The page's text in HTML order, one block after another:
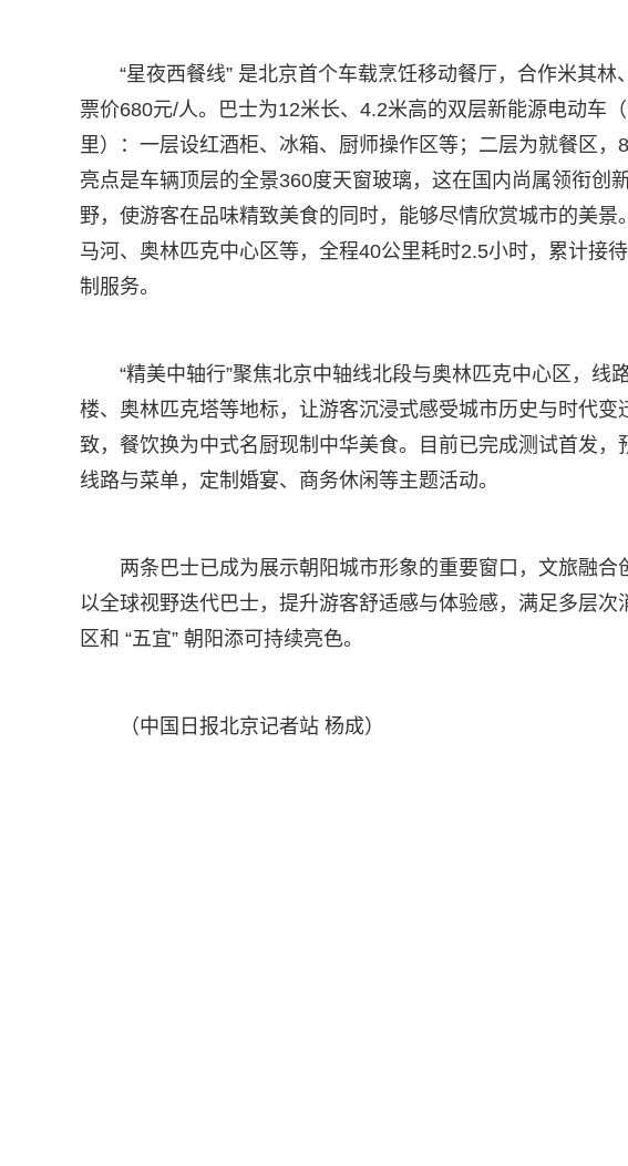
“星夜西餐线” 是北京首个车载烹饪移动餐厅，合作米其林
票价680元/人。巴士为12米长、4.2米高的双层新能源电动车
里）：一层设红酒柜、冰箱、厨师操作区等；二层为就餐区
亮点是车辆顶层的全景360度天窗玻璃，这在国内尚属领衔创
野，使游客在品味精致美食的同时，能够尽情欣赏城市的美
马河、奥林匹克中心区等，全程40公里耗时2.5小时，累计接
制服务。​
“精美中轴行”聚焦北京中轴线北段与奥林匹克中心区，
楼、奥林匹克塔等地标，让游客沉浸式感受城市历史与时代变
致，餐饮换为中式名厨现制中华美食。目前已完成测试首发
线路与菜单，定制婚宴、商务休闲等主题活动。​
两条巴士已成为展示朝阳城市形象的重要窗口，文旅融
以全球视野迭代巴士，提升游客舒适感与体验感，满足多层
区和 “五宜” 朝阳添可持续亮色。​
（中国日报北京记者站 杨成）